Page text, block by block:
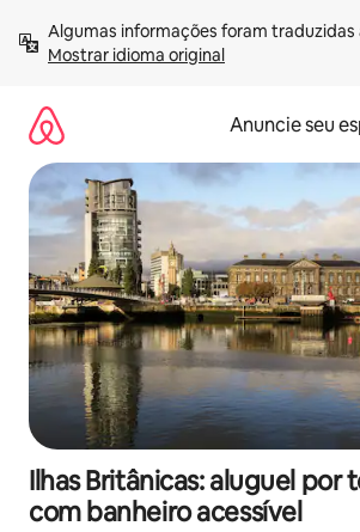
para
Mostrar idioma original
Anuncie seu
Ilhas Britânicas: aluguel por
com banheiro acessível